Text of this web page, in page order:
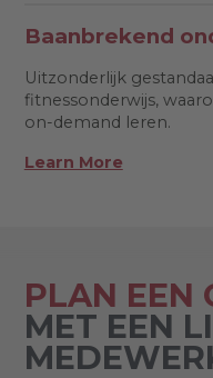
Baanbrekend
Uitzonderlijk
fitnessonderwijs,
on-demand leren.
Learn More
PLAN EEN
MET EEN